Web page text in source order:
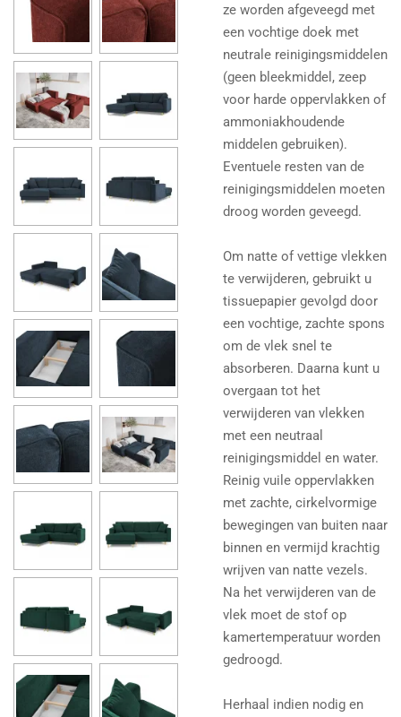
ze worden afgeveegd met
een vochtige doek met
neutrale reinigingsmiddelen
(geen bleekmiddel, zeep
voor harde oppervlakken of
ammoniakhoudende
middelen gebruiken).
Eventuele resten van de
reinigingsmiddelen moeten
droog worden geveegd.
Om natte of vettige vlekken
te verwijderen, gebruikt u
tissuepapier gevolgd door
een vochtige, zachte spons
om de vlek snel te
absorberen. Daarna kunt u
overgaan tot het
verwijderen van vlekken
met een neutraal
reinigingsmiddel en water.
Reinig vuile oppervlakken
met zachte, cirkelvormige
bewegingen van buiten naar
binnen en vermijd krachtig
wrijven van natte vezels.
Na het verwijderen van de
vlek moet de stof op
kamertemperatuur worden
gedroogd.
Herhaal indien nodig en